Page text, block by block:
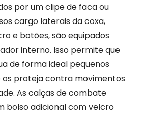
​​por um clipe de faca ou
cargo laterais da coxa,
e botões, são equipados
interno. Isso permite que
de forma ideal pequenos
os proteja contra movimentos
As calças de combate
bolso adicional com velcro